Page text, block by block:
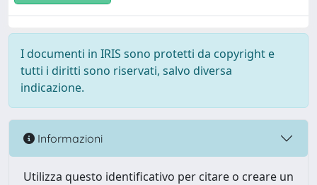
I documenti in IRIS sono protetti da copyright e
tutti i diritti sono riservati, salvo diversa
indicazione.
Informazioni
Utilizza questo identificativo per citare o creare un